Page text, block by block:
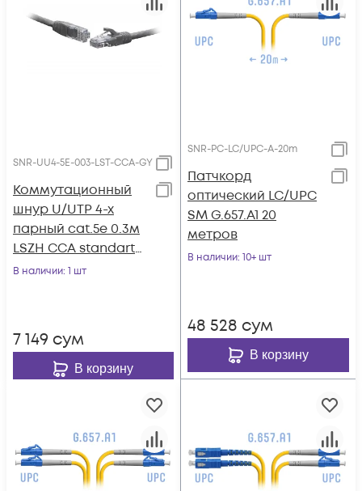
SNR-UU4-5E-003-LST-CCA-GY
Коммутационный
шнур U/UTP 4-х
парный cat.5e 0.3м
LSZH CCA standart
серый
В наличии: 1 шт
7 149 сум
В корзину
SNR-PC-LC/UPC-A-20m
Патчкорд
оптический LC/UPC
SM G.657.A1 20
метров
В наличии: 10+ шт
48 528 сум
В корзину